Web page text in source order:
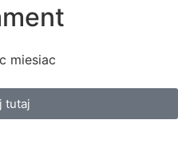
tutaj